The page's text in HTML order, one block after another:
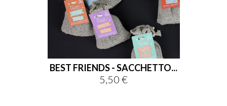
BEST FRIENDS - SACCHETTO...
Prezzo
5,50 €